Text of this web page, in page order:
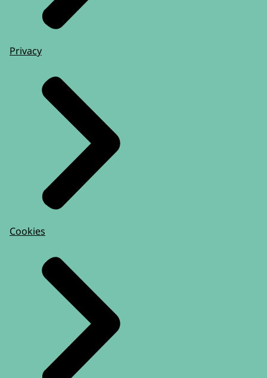
Privacy
Cookies